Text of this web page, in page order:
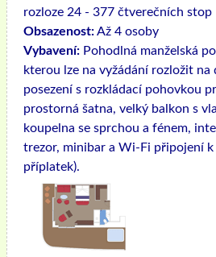
rozloze 24 - 377 čtverečních stop
Obsazenost:Až 4 osoby
Vybavení: Pohodlná manželská
kterou lze na vyžádání rozložit na
posezení s rozkládací pohovkou
prostorná šatna, velký balkon s
koupelna se sprchou a fénem,
trezor, minibar a Wi-Fi připojení k
příplatek).